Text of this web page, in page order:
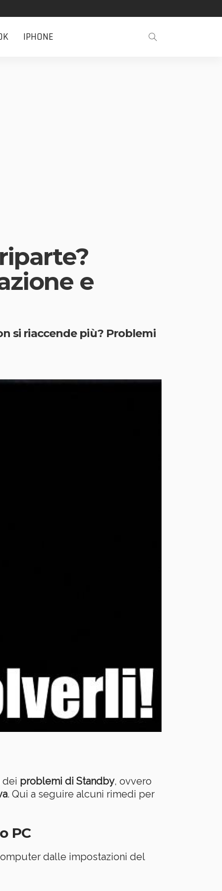
IPHONE
e
si riaccende più? Problemi
dei problemi di Standby, ovvero
. Qui a seguire alcuni rimedi per
PC
dalle impostazioni del